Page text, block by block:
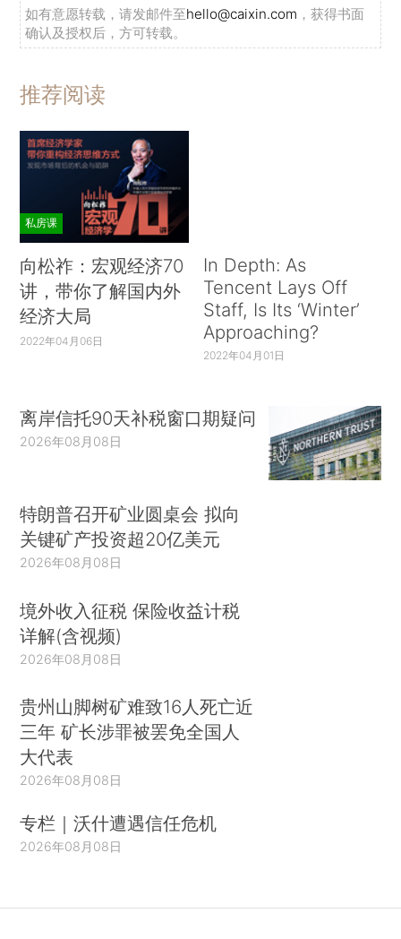
如有意愿转载，请发邮件至hello@caixin.com ，获得书面
确认及授权后，方可转载。
推荐阅读
私房课
向松祚：宏观经济70
讲，带你了解国内外
经济大局
2022年04月06日
In Depth: As
Tencent Lays Off
Staff, Is Its ‘Winter’
Approaching?
2022年04月01日
离岸信托90天补税窗口期疑问
2026年08月08日
特朗普召开矿业圆桌会 拟向
关键矿产投资超20亿美元
2026年08月08日
境外收入征税 保险收益计税
详解(含视频)
2026年08月08日
贵州山脚树矿难致16人死亡近
三年 矿长涉罪被罢免全国人
大代表
2026年08月08日
专栏｜沃什遭遇信任危机
2026年08月08日